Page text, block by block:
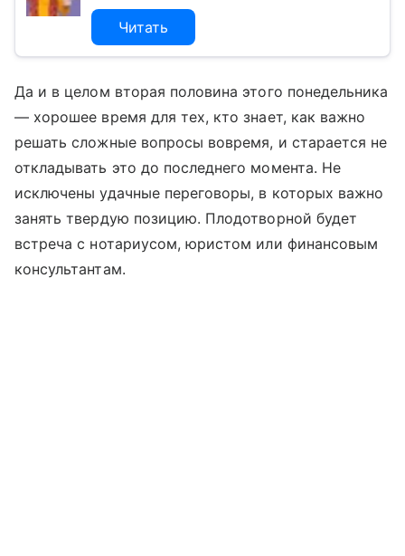
Читать
Да и в целом вторая половина этого понедельника
— хорошее время для тех, кто знает, как важно
решать сложные вопросы вовремя, и старается не
откладывать это до последнего момента. Не
исключены удачные переговоры, в которых важно
занять твердую позицию. Плодотворной будет
встреча с нотариусом, юристом или финансовым
консультантам.